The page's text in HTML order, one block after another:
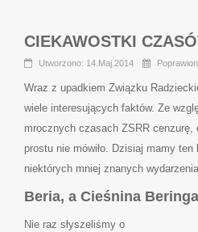
CIEKAWOSTKI
Utworzono: 14.Maj.2014
Wraz z upadkiem Związku
wiele interesujących faktów. Ze
mrocznych czasach ZSRR cenzurę,
prostu nie mówiło. Dzisiaj mamy
niektórych mniej znanych
Beria, a Cieśnina Beringa
Nie raz słyszeliśmy o